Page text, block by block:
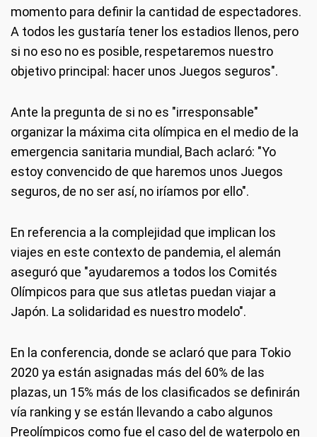
momento para definir la cantidad de espectadores.
A todos les gustaría tener los estadios llenos, pero
si no eso no es posible, respetaremos nuestro
objetivo principal: hacer unos Juegos seguros".
Ante la pregunta de si no es "irresponsable"
organizar la máxima cita olímpica en el medio de la
emergencia sanitaria mundial, Bach aclaró: "Yo
estoy convencido de que haremos unos Juegos
seguros, de no ser así, no iríamos por ello".
En referencia a la complejidad que implican los
viajes en este contexto de pandemia, el alemán
aseguró que "ayudaremos a todos los Comités
Olímpicos para que sus atletas puedan viajar a
Japón. La solidaridad es nuestro modelo".
En la conferencia, donde se aclaró que para Tokio
2020 ya están asignadas más del 60% de las
plazas, un 15% más de los clasificados se definirán
vía ranking y se están llevando a cabo algunos
Preolímpicos como fue el caso del de waterpolo en